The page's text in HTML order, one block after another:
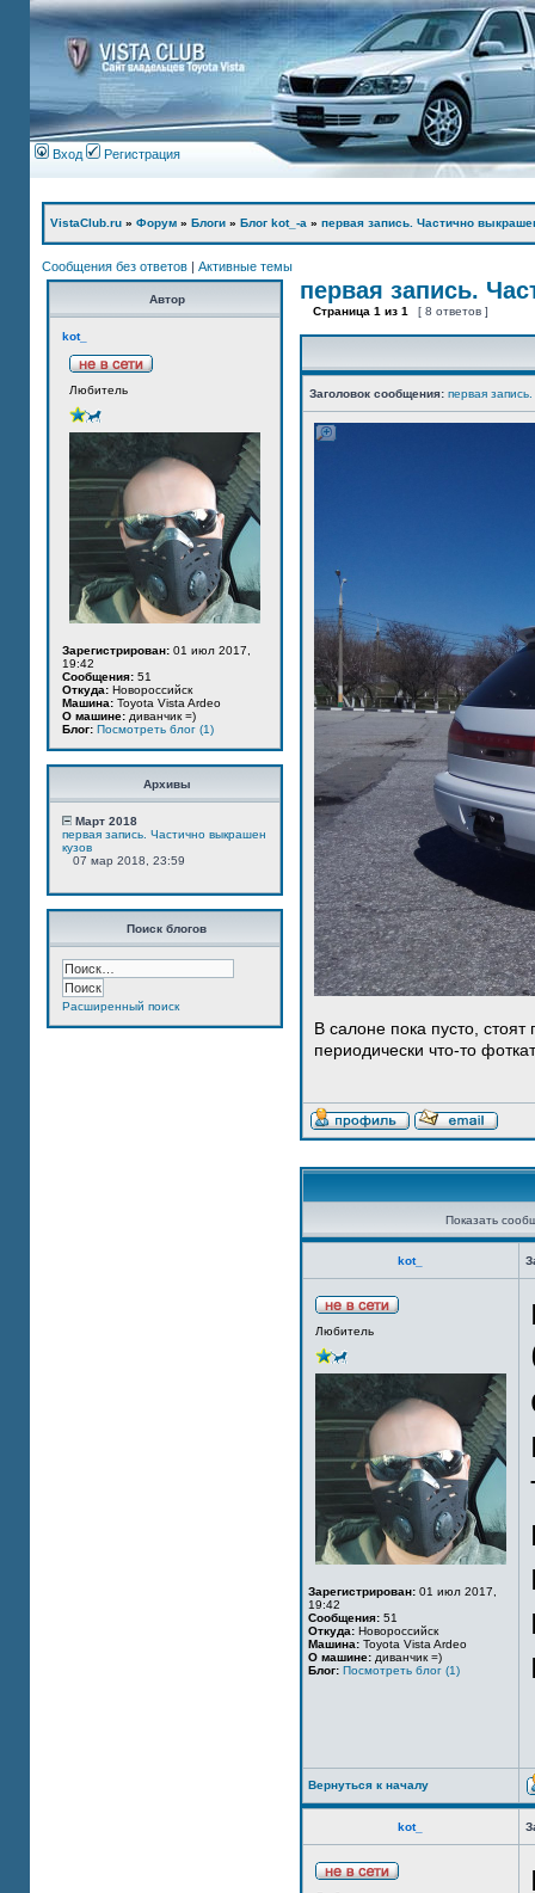
Вход Регистрация
VistaClub.ru » Форум » Блоги » Блог kot_-а » первая запись. Частично
Сообщения без ответов | Активные темы
Автор
kot_
Любитель
Зарегистрирован: 01 июл 2017,
19:42
Сообщения: 51
Откуда: Новороссийск
Машина: Toyota Vista Ardeo
О машине: диванчик =)
Блог: Посмотреть блог (1)
Архивы
Март 2018
первая запись. Частично выкрашен
кузов
07 мар 2018, 23:59
Поиск блогов
Расширенный поиск
первая запись.
Страница 1 из 1 [ 8 ответов ]
Заголовок сообщения: первая
В салоне пока пусто,
периодически что-то
Показать
kot_
Любитель
Зарегистрирован: 01 июл 2017,
19:42
Сообщения: 51
Откуда: Новороссийск
Машина: Toyota Vista Ardeo
О машине: диванчик =)
Блог: Посмотреть блог (1)
Вернуться к началу
kot_